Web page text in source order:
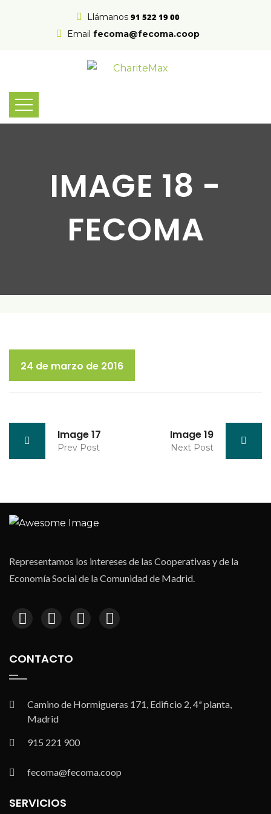
Llámanos 91 522 19 00
Email fecoma@fecoma.coop
IMAGE 18 -
FECOMA
24 de marzo de 2016
Image 17
Prev Post
Image 19
Next Post
Representamos los intereses de las Cooperativas y de la
Economía Social de la Comunidad de Madrid.
CONTACTO
Camino de Hormigueras 171, Edificio 2, 4ª planta,
Madrid
915 221 900
fecoma@fecoma.coop
SERVICIOS